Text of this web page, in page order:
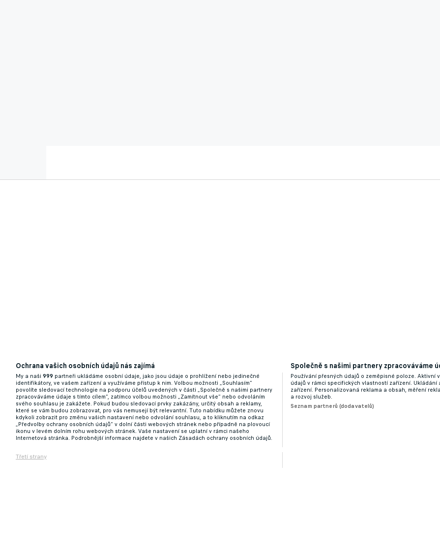
Ochrana vašich osobních údajů nás zajímá
My a naši 999 partneři ukládáme osobní údaje, jako jsou údaje o prohlížení nebo jedinečné
identifikátory, ve vašem zařízení a využíváme přístup k nim. Volbou možnosti „Souhlasím“
povolíte sledovací technologie na podporu účelů uvedených v části „Společně s našimi partnery
zpracováváme údaje s tímto cílem“, zatímco volbou možnosti „Zamítnout vše“ nebo odvoláním
svého souhlasu je zakážete. Pokud budou sledovací prvky zakázány, určitý obsah a reklamy,
které se vám budou zobrazovat, pro vás nemusejí být relevantní. Tuto nabídku můžete znovu
kdykoli zobrazit pro změnu vašich nastavení nebo odvolání souhlasu, a to kliknutím na odkaz
„Předvolby ochrany osobních údajů“ v dolní části webových stránek nebo případně na plovoucí
ikonu v levém dolním rohu webových stránek. Vaše nastavení se uplatní v rámci našeho
Internetová stránka. Podrobnější informace najdete v našich Zásadách ochrany osobních údajů.
Třetí strany
Společně s našimi partnery zpracováváme
Používání přesných údajů o zeměpisné poloze. Aktivní
údajů v rámci specifických vlastností zařízení. Ukládání
zařízení. Personalizovaná reklama a obsah, měření
a rozvoj služeb.
Seznam partnerů (dodavatelů)